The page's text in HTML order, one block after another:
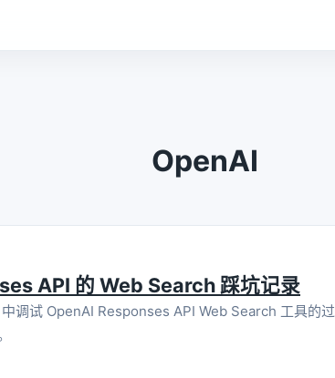
OpenAI
API 的 Web Search 踩坑记录
调试 OpenAI Responses API Web Search 工具的